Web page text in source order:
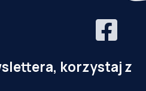
korzystaj z